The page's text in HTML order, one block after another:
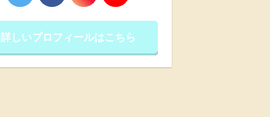
詳しいプロフィールはこちら